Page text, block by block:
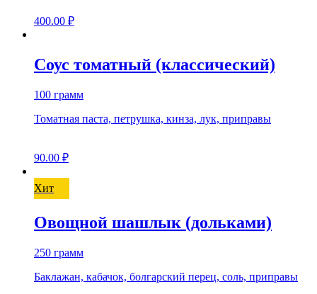
400.00 ₽
Соус томатный (классический)
100 грамм
Томатная паста, петрушка, кинза, лук, приправы
90.00 ₽
Хит
Овощной шашлык (дольками)
250 грамм
Баклажан, кабачок, болгарский перец, соль, приправы